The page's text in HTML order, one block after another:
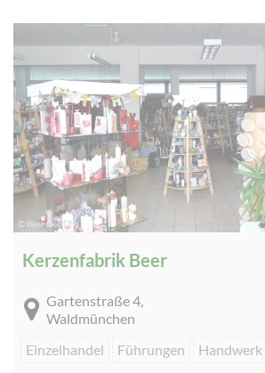
© Beer Gerhard
Kerzenfabrik Beer
Gartenstraße 4,
Waldmünchen
Einzelhandel
Führungen Handwerk